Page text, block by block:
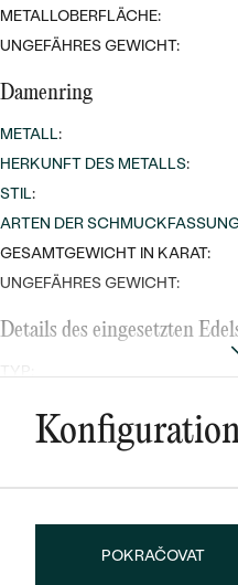
METALLOBERFLÄCHE:
UNGEFÄHRES GEWICHT:
Damenring
METALL:
HERKUNFT DES METALLS:
STIL:
ARTEN DER
GESAMTGEWICHT IN KARAT:
UNGEFÄHRES GEWICHT:
Details des eingesetzten
KARATGEWICHT:
REINHEIT:
FARBE:
POKRAČOVAT